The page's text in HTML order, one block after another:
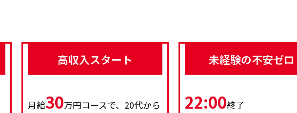
高収入スタート
月給30万円コースで、20代から
未経験の不安ゼロ
22:00終了